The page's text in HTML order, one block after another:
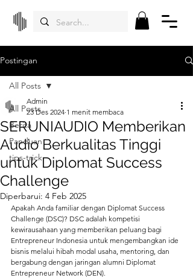
Postingan
All Posts
Berita
Panduan
tips-trick
All Posts
SERUNIAUDIO Memberikan
Audio Berkualitas Tinggi
untuk Diplomat Success
Challenge
Admin
23 Des 2024 1 menit membaca
Diperbarui: 4 Feb 2025
Apakah Anda familiar dengan Diplomat Success
Challenge (DSC)? DSC adalah kompetisi
kewirausahaan yang memberikan peluang bagi
Entrepreneur Indonesia untuk mengembangkan ide
bisnis melalui hibah modal usaha, mentoring, dan
bergabung dengan jaringan alumni Diplomat
Entrepreneur Network (DEN).